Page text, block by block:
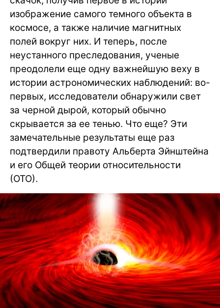
изображение самого темного объекта в
космосе, а также наличие магнитных
полей вокруг них. И теперь, после
неустанного преследования, ученые
преодолели еще одну важнейшую веху в
истории астрономических наблюдений: во-
первых, исследователи обнаружили свет
за черной дырой, который обычно
скрывается за ее тенью. Что еще? Эти
замечательные результаты еще раз
подтвердили правоту Альберта Эйнштейна
и его Общей теории относительности
(ОТО).